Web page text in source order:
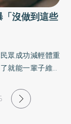
沒做到這些
眾成功減輕體重
就能一輩子維持
，關鍵在於能否
、規律運動及維